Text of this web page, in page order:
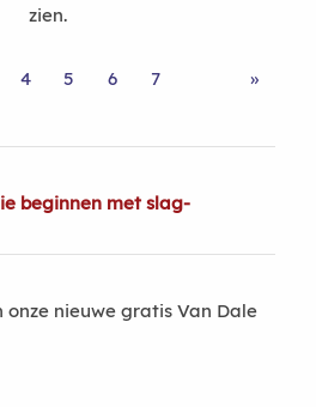
zien.
4 5 6 7 »
beginnen met slag-
nieuwe gratis Van Dale